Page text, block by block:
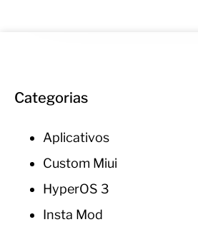
Categorias
Aplicativos
Custom Miui
HyperOS 3
Insta Mod